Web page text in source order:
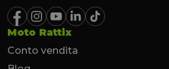
Moto Rattix
Conto vendita